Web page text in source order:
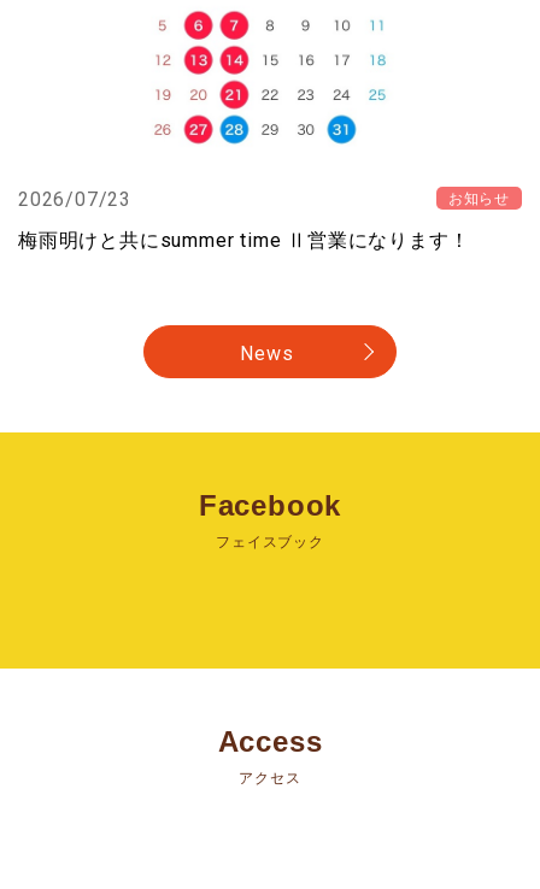
2026/07/23 お知らせ
梅雨明けと共にsummer time Ⅱ営業になります！
News
Facebook
フェイスブック
Access
アクセス